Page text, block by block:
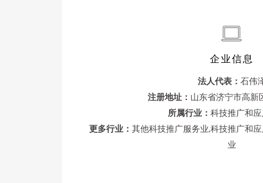
企业信息
法人代表： 石伟
注册地址： 山东省济宁市高新
所属行业： 科技推广和
更多行业： 其他科技推广服务业,科技推广和
业